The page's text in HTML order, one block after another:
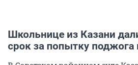
Школьнице из Казани
срок за попытку поджога